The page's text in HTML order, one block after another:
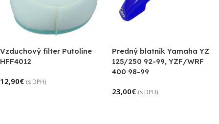
Vzduchový filter Putoline
HFF4012
12,90€ (s DPH)
Predný blatník Yamaha YZ
125/250 92-99, YZF/WRF
400 98-99
23,00€ (s DPH)